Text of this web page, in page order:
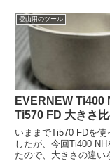
飯て美味しいですよね
カップ麺やインスタン
ン、蕎麦などを食べて
かしちょっと食べたり
ぎり...
登山用のツール
EVERNEW Ti400
Ti570 FD 大きさ
いままでTi570 FDを使
したが、今回Ti400 NH
たので、大きさの違い